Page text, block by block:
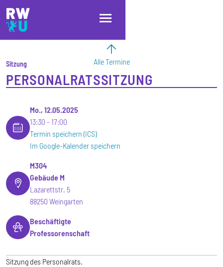
Direkt zum Inhalt
Direkt zur Hauptnavigation
Direkt zum Fußbereich
Alle Termine
Sitzung
PERSONALRATSSITZUNG
Mo., 12.05.2025
13:30
17:00
Termin speichern (ICS)
Im Google-Kalender speichern
M304
Gebäude M
Lazarettstr. 5
88250 Weingarten
Beschäftigte
Professorenschaft
Sitzung des Personalrats.